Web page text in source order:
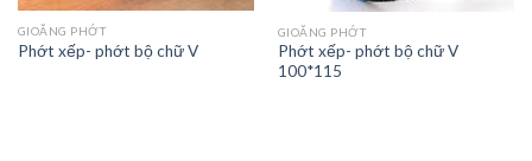
GIOĂNG PHỚT
Phớt xếp- phớt bộ chữ V
GIOĂNG PHỚT
Phớt xếp- phớt bộ chữ V
100*115